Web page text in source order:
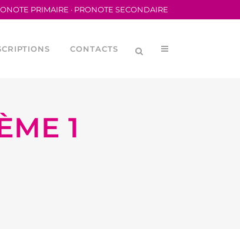
PRIMAIRE · PRONOTE SECONDAIRE
CONTACTS
1